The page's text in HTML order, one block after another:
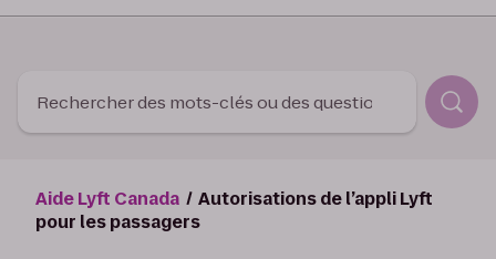
dans
Rechercher des mots-clés ou des questions
Aide Lyft Canada
Autorisations de l’appli Lyft
pour les passagers